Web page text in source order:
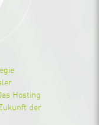
Hosting
der